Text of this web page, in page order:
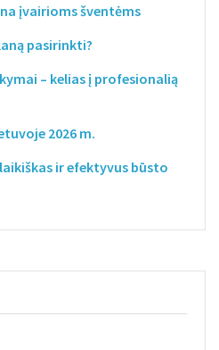
įvairioms šventėms
pasirinkti?
– kelias į profesionalią
2026 m.
ir efektyvus būsto